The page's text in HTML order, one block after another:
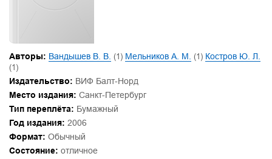
Авторы: Вандышев В. В. (1) Мельников А. М. (1) Костров Ю. Л.
(1)
Издательство: ВИФ Балт-Норд
Место издания: Санкт-Петербург
Тип переплёта: Бумажный
Год издания: 2006
Формат: Обычный
Состояние: отличное